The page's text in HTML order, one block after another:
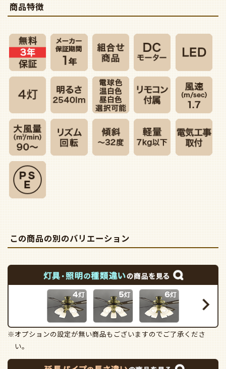
商品特徴
この商品の別のバリエーション
※オプションの設定が無い商品もございますのでご了承くださ
い。